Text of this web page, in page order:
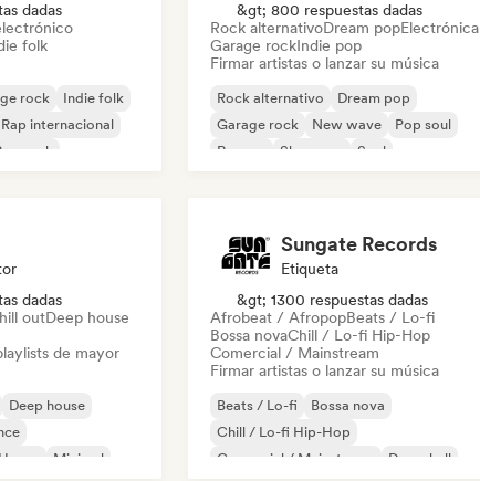
dadas
folk
rock
Indie folk
Rap internacional
rock
&gt; 800 respuestas dadas
Rock alternativoDream popElectrónica
Garage rockIndie pop
Firmar artistas o lanzar su música
Rock alternativo
Dream pop
Garage rock
New wave
Pop soul
Reggae
Shoegaze Soul
dadas
outDeep house
de mayor
Deep house
Minimal
Sungate Records
Etiqueta
&gt; 1300 respuestas dadas
Afrobeat / AfropopBeats / Lo-fi
Bossa novaChill / Lo-fi Hip-Hop
Comercial / Mainstream
Firmar artistas o lanzar su música
Beats / Lo-fi
Bossa nova
Chill / Lo-fi Hip-Hop
Comercial / Mainstream
Dancehall